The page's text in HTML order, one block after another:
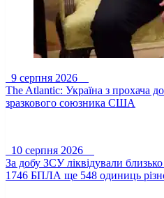
9 серпня 2026
The Atlantic: Україна з прохача
зразкового союзника США
10 серпня 2026
За добу ЗСУ ліквідували
1746 БПЛА ще 548 одиниць